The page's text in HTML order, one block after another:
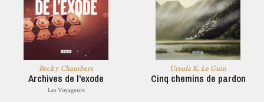
Becky Chambers
Archives de l'exode
Les Voyageurs
Ursula K. Le Guin
Cinq chemins de pardon